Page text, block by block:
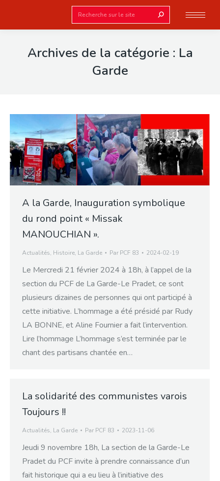
Search:
Archives de la catégorie : La
Garde
A la Garde, Inauguration symbolique
du rond point « Missak
MANOUCHIAN ».
Actualités, Histoire, La Garde Par PCF 83 2024-02-19
Le Mercredi 21 février 2024 à 18h, à l’appel de la
section du PCF de La Garde-Le Pradet, ce sont
plusieurs dizaines de personnes qui ont participé à
cette initiative. L’hommage a été présidé par Rudy
LA BONNE, et Aline Fournier a fait l’intervention.
Lire l’hommage L’hommage s’est terminée par le
chant des partisans chantée en…
La solidarité des communistes varois
Toujours !!
Actualités, La Garde Par PCF 83 2023-11-06
Jeudi 9 novembre 18h, La section de la Garde-Le
Pradet du PCF invite à prendre connaissance d’un
fait historique qui a eu lieu à l’initiative des